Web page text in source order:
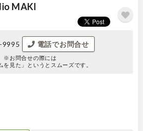
MAKI
9995 電話でお問合せ
※お問合せの際には
を見た」というとスムーズです。